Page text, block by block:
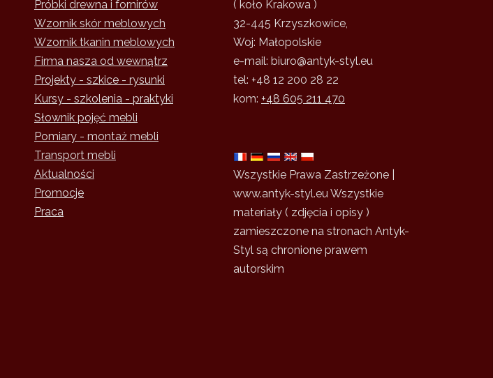
Próbki drewna i fornirów
Wzornik skór meblowych
Wzornik tkanin meblowych
Firma nasza od wewnątrz
Projekty - szkice - rysunki
Kursy - szkolenia - praktyki
Słownik pojęć mebli
Pomiary - montaż mebli
Transport mebli
Aktualności
Promocje
Praca
( koło Krakowa )
32-445 Krzyszkowice,
Woj: Małopolskie
e-mail: biuro@antyk-styl.eu
tel: +48 12 200 28 22
kom: +48 605 211 470
Wszystkie Prawa Zastrzeżone |
www.antyk-styl.eu Wszystkie
materiały ( zdjęcia i opisy )
zamieszczone na stronach Antyk-
Styl są chronione prawem
autorskim